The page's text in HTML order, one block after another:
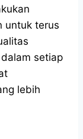
untuk terus
setiap
lebih